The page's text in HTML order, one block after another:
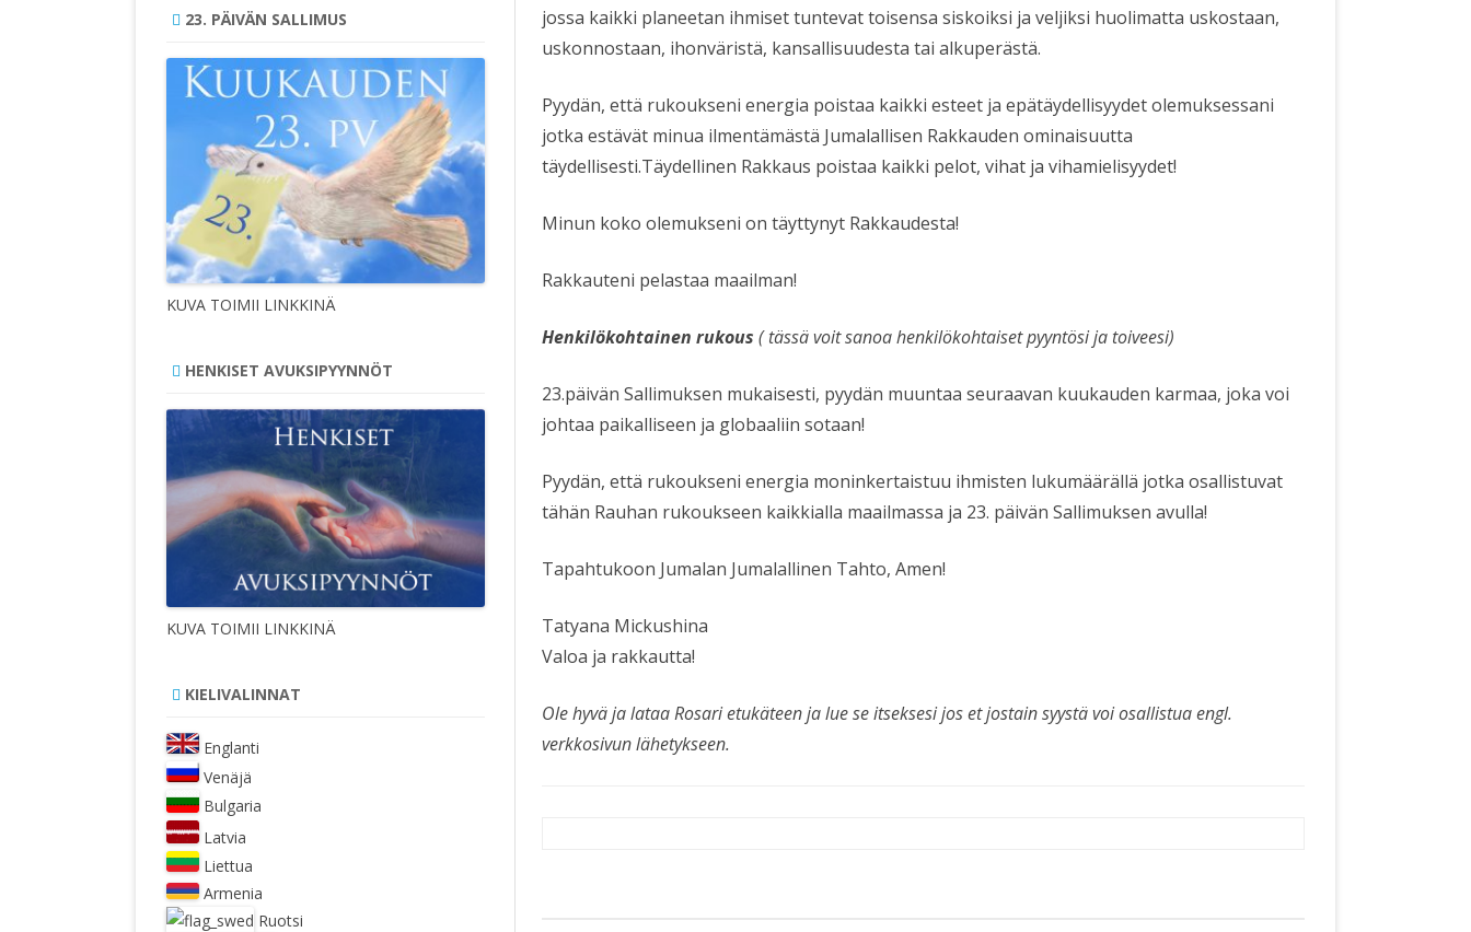
jossa kaikki planeetan ihmiset tuntevat toisensa siskoiksi ja veljiksi huolimatta uskostaan,
uskonnostaan, ihonväristä, kansallisuudesta tai alkuperästä.
Pyydän, että rukoukseni energia poistaa kaikki esteet ja epätäydellisyydet olemuksessani
jotka estävät minua ilmentämästä Jumalallisen Rakkauden ominaisuutta
täydellisesti.Täydellinen Rakkaus poistaa kaikki pelot, vihat ja vihamielisyydet!
Minun koko olemukseni on täyttynyt Rakkaudesta!
Rakkauteni pelastaa maailman!
Henkilökohtainen rukous ( tässä voit sanoa henkilökohtaiset pyyntösi ja toiveesi)
23.päivän Sallimuksen mukaisesti, pyydän muuntaa seuraavan kuukauden karmaa, joka voi
johtaa paikalliseen ja globaaliin sotaan!
Pyydän, että rukoukseni energia moninkertaistuu ihmisten lukumäärällä jotka osallistuvat
tähän Rauhan rukoukseen kaikkialla maailmassa ja 23. päivän Sallimuksen avulla!
Tapahtukoon Jumalan Jumalallinen Tahto, Amen!
Tatyana Mickushina
Valoa ja rakkautta!
Ole hyvä ja lataa Rosari etukäteen ja lue se itseksesi jos et jostain syystä voi osallistua engl.
verkkosivun lähetykseen.
23. PÄIVÄN SALLIMUS
KUVA TOIMII LINKKINÄ
HENKISET AVUKSIPYYNNÖT
KUVA TOIMII LINKKINÄ
KIELIVALINNAT
Englanti
Venäjä
Bulgaria
Latvia
Liettua
Armenia
Ruotsi